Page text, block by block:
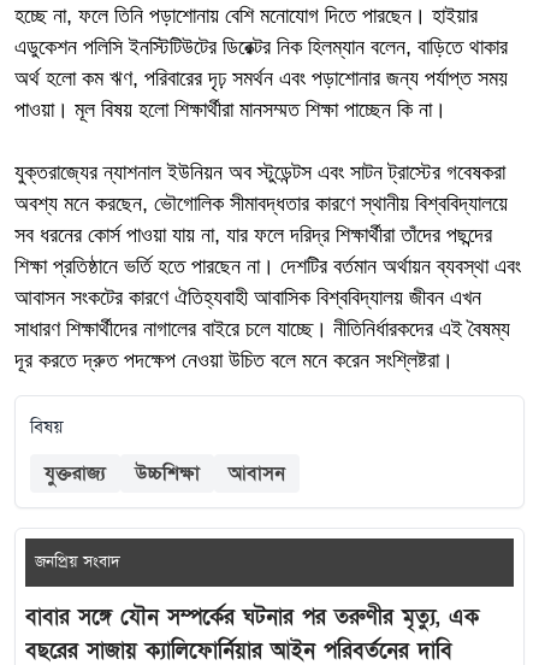
হচ্ছে না, ফলে তিনি পড়াশোনায় বেশি মনোযোগ দিতে পারছেন। হাইয়ার
এডুকেশন পলিসি ইনস্টিটিউটের ডিরেক্টর নিক হিলম্যান বলেন, বাড়িতে থাকার
অর্থ হলো কম ঋণ, পরিবারের দৃঢ় সমর্থন এবং পড়াশোনার জন্য পর্যাপ্ত সময়
পাওয়া। মূল বিষয় হলো শিক্ষার্থীরা মানসম্মত শিক্ষা পাচ্ছেন কি না।
যুক্তরাজ্যের ন্যাশনাল ইউনিয়ন অব স্টুডেন্টস এবং সাটন ট্রাস্টের গবেষকরা
অবশ্য মনে করছেন, ভৌগোলিক সীমাবদ্ধতার কারণে স্থানীয় বিশ্ববিদ্যালয়ে
সব ধরনের কোর্স পাওয়া যায় না, যার ফলে দরিদ্র শিক্ষার্থীরা তাঁদের পছন্দের
শিক্ষা প্রতিষ্ঠানে ভর্তি হতে পারছেন না। দেশটির বর্তমান অর্থায়ন ব্যবস্থা এবং
আবাসন সংকটের কারণে ঐতিহ্যবাহী আবাসিক বিশ্ববিদ্যালয় জীবন এখন
সাধারণ শিক্ষার্থীদের নাগালের বাইরে চলে যাচ্ছে। নীতিনির্ধারকদের এই বৈষম্য
দূর করতে দ্রুত পদক্ষেপ নেওয়া উচিত বলে মনে করেন সংশ্লিষ্টরা।
বিষয়
যুক্তরাজ্য উচ্চশিক্ষা আবাসন
জনপ্রিয় সংবাদ
বাবার সঙ্গে যৌন সম্পর্কের ঘটনার পর তরুণীর মৃত্যু, এক
বছরের সাজায় ক্যালিফোর্নিয়ার আইন পরিবর্তনের দাবি